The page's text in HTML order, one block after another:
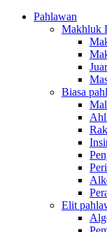
Pahlawan
Makhluk
Biasa
Elit